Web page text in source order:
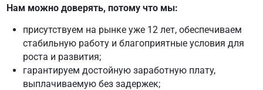
Нам можно доверять, потому что мы:
присутствуем на рынке уже 12 лет, обеспечиваем
стабильную работу и благоприятные условия для
роста и развития;
гарантируем достойную заработную плату,
выплачиваемую без задержек;